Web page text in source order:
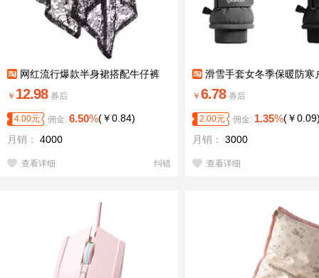
网红流行爆款半身裙搭配牛仔裤
￥ 12.98 券后
4.00元 佣金: 6.50%(￥0.84)
月销：
4000
查看详细 纠错
滑雪手套女冬季保暖防寒
￥ 6.78 券后
2.00元 佣金: 1.35%(￥0.09
月销：
3000
查看详细